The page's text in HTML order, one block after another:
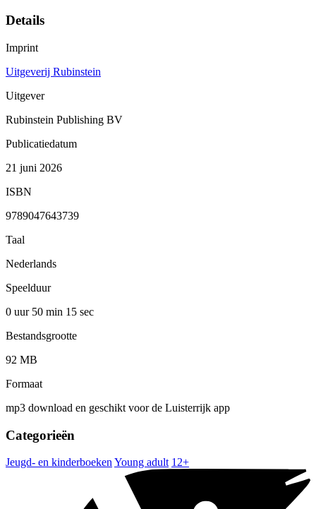
Details
Imprint
Uitgeverij Rubinstein
Uitgever
Rubinstein Publishing BV
Publicatiedatum
21 juni 2026
ISBN
9789047643739
Taal
Nederlands
Speelduur
0 uur 50 min 15 sec
Bestandsgrootte
92 MB
Formaat
mp3 download en geschikt voor de Luisterrijk app
Categorieën
Jeugd- en kinderboeken Young adult 12+